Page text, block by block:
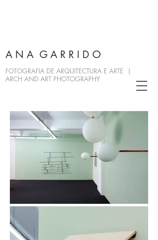
A N A G A R R I D O
FOTOGRAFIA DE ARQUITECTURA E ARTE |
ARCH AND ART PHOTOGRAPHY